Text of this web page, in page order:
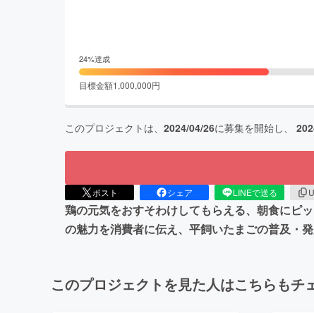
24%達成
目標金額1,000,000円
このプロジェクトは、 2024/04/26に募集を開始し、
ポスト シェア LINEで送る
鶏の元気をおすそわけしてもらえる、朝食にピ
の魅力を消費者に伝え、平飼いたまごの普及・
このプロジェクトを見た人はこちらもチ